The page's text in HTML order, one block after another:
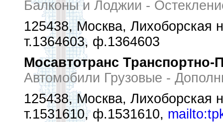
Балконы и Лоджии -
125438, Москва, Лихоборская
т.1364603, ф.1364603
Мосавтотранс
Автомобили Грузовые -
125438, Москва, Лихоборская
т.1531610, ф.1531610,